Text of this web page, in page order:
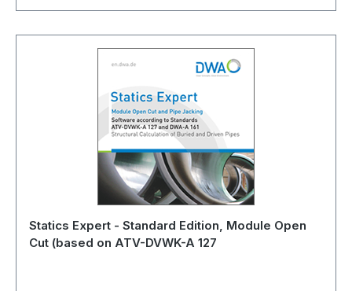
Statics Expert - Standard Edition, Module Open
Cut (based on ATV-DVWK-A 127